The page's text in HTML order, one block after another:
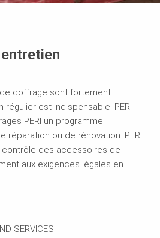
coffrage sont fortement
est indispensable. PERI
PERI un programme
réparation ou de rénovation. PERI
des accessoires de
aux exigences légales en
SERVICES